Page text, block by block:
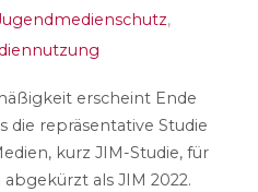
,
erscheint Ende
die repräsentative Studie
kurz JIM-Studie, für
als JIM 2022.